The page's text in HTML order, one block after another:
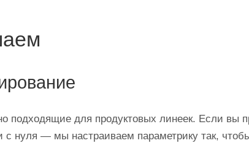
подходящие для продуктовых линеек. Если
с нуля — мы настраиваем параметрику так,